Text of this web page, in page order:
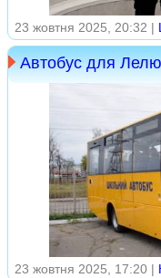
23 жовтня 2025, 20:32 |
Автобус для
23 жовтня 2025, 17:20 |